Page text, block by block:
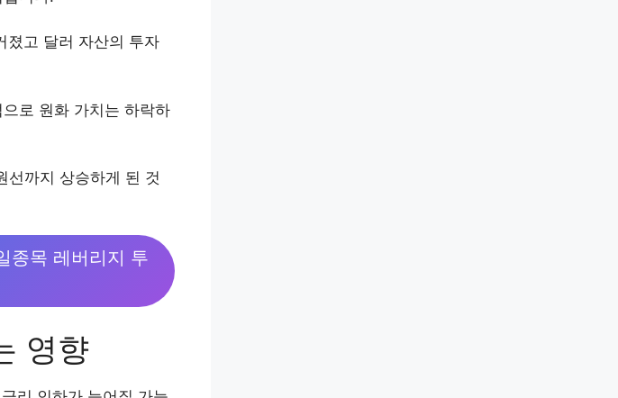
졌고 달러 자산의 투자
로 원화 가치는 하락하
선까지 상승하게 된 것
종목 레버리지 투
영향